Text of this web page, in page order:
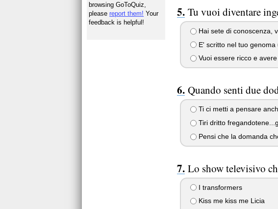
Tu vuoi diventare
Hai sete di conoscenza,
E' scritto nel tuo genoma
Vuoi essere ricco e
Quando senti due
Ti ci metti a pensare
Tiri dritto
Pensi che la domanda
Lo show televisivo
I transformers
Kiss me kiss me Licia
browsing GoToQuiz,
pleasereport them! Your
feedback is helpful!